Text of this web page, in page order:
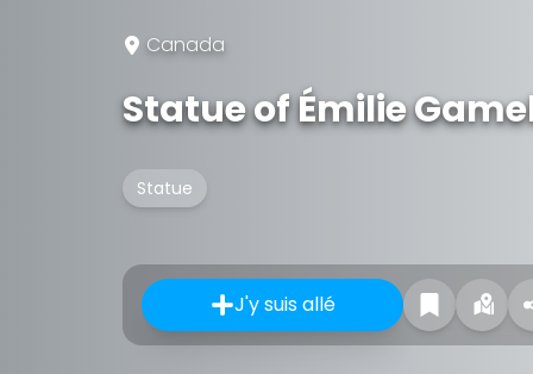
Canada
Statue of Émilie
Statue
J'y suis allé